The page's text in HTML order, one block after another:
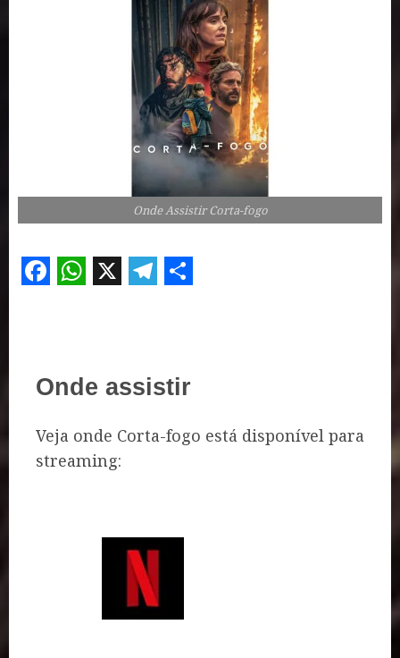
Onde Assistir Corta-fogo
Onde assistir
Veja onde Corta-fogo está disponível para
streaming: